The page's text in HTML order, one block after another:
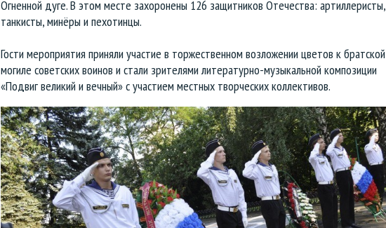
Огненной дуге. В этом месте захоронены 126 защитников Отечества: артиллеристы,
танкисты, минёры и пехотинцы.
Гости мероприятия приняли участие в торжественном возложении цветов к братской
могиле советских воинов и стали зрителями литературно-музыкальной композиции
«Подвиг великий и вечный» с участием местных творческих коллективов.